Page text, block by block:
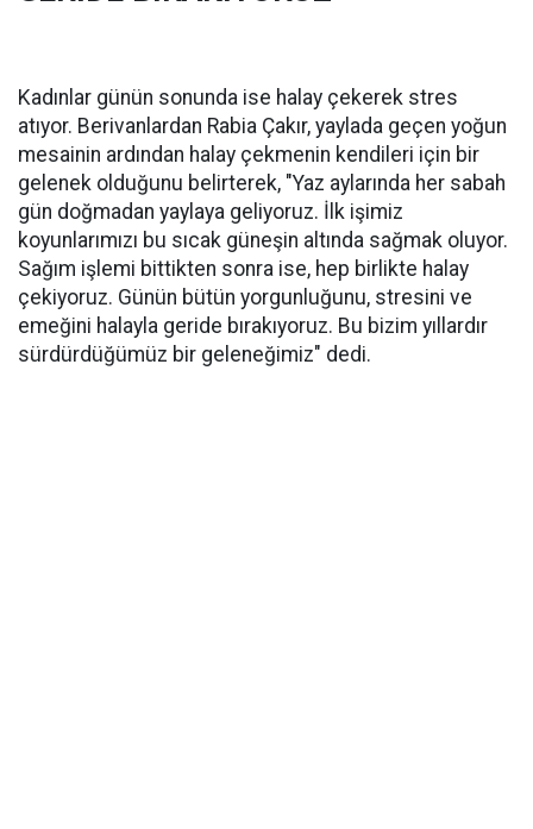
Kadınlar günün sonunda ise halay çekerek stres
atıyor. Berivanlardan Rabia Çakır, yaylada geçen yoğun
mesainin ardından halay çekmenin kendileri için bir
gelenek olduğunu belirterek, "Yaz aylarında her sabah
gün doğmadan yaylaya geliyoruz. İlk işimiz
koyunlarımızı bu sıcak güneşin altında sağmak oluyor.
Sağım işlemi bittikten sonra ise, hep birlikte halay
çekiyoruz. Günün bütün yorgunluğunu, stresini ve
emeğini halayla geride bırakıyoruz. Bu bizim yıllardır
sürdürdüğümüz bir geleneğimiz" dedi.